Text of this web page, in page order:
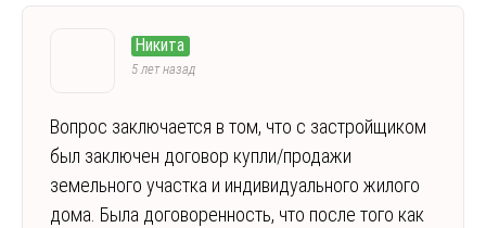
Никита
5 лет назад
Вопрос заключается в том, что с застройщиком
был заключен договор купли/продажи
земельного участка и индивидуального жилого
дома. Была договоренность, что после того как